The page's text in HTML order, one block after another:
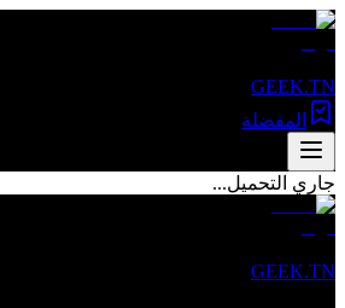
GEEK.TN
المفضلة
جاري التحميل...
GEEK.TN